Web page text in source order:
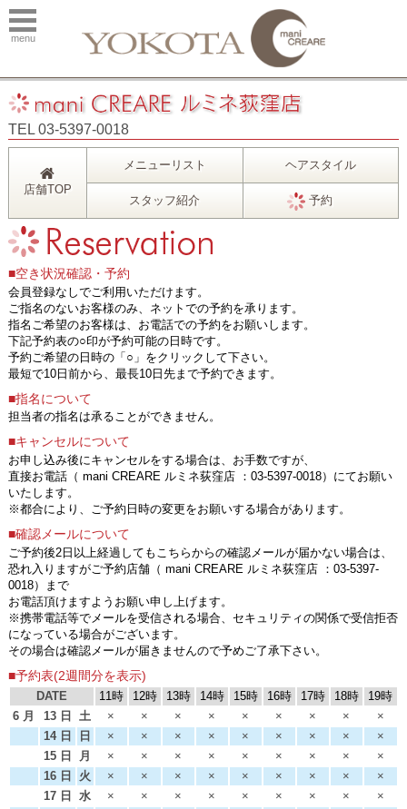
menu
TEL 03-5397-0018
店舗TOP
メニューリスト ヘアスタイル
スタッフ紹介 予約
■空き状況確認・予約
会員登録なしでご利用いただけます。
ご指名のないお客様のみ、ネットでの予約を承ります。
指名ご希望のお客様は、お電話での予約をお願いします。
下記予約表の○印が予約可能の日時です。
予約ご希望の日時の「○」をクリックして下さい。
最短で10日前から、最長10日先まで予約できます。
■指名について
担当者の指名は承ることができません。
■キャンセルについて
お申し込み後にキャンセルをする場合は、お手数ですが、
直接お電話（ mani CREARE ルミネ荻窪店 ：03-5397-0018）にてお願い
いたします。
※都合により、ご予約日時の変更をお願いする場合があります。
■確認メールについて
ご予約後2日以上経過してもこちらからの確認メールが届かない場合は、
恐れ入りますがご予約店舗（ mani CREARE ルミネ荻窪店 ：03-5397-
0018）まで
お電話頂けますようお願い申し上げます。
※携帯電話等でメールを受信される場合、セキュリティの関係で受信拒否
になっている場合がございます。
その場合は確認メールが届きませんので予めご了承下さい。
■予約表(2週間分を表示)
DATE 11時 12時 13時 14時 15時 16時 17時 18時
19時
6 月
13 日 土 × × × × × × × ×
×
14 日
日 × × × × × × × ×
×
15 日
月 × × × × × × × ×
×
16 日
火 × × × × × × × ×
×
17 日
水 × × × × × × × ×
×